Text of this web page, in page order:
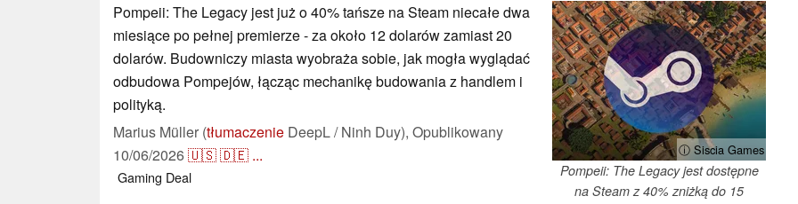
ⓘ Siscia Games
Pompeii: The Legacy jest dostępne
na Steam z 40% zniżką do 15
Pompeii: The Legacy jest już o 40% tańsze na Steam niecałe dwa
miesiące po pełnej premierze - za około 12 dolarów zamiast 20
dolarów. Budowniczy miasta wyobraża sobie, jak mogła wyglądać
odbudowa Pompejów, łącząc mechanikę budowania z handlem i
polityką.
Marius Müller (tłumaczenie DeepL / Ninh Duy), Opublikowany
10/06/2026🇺🇸🇩🇪 ...
Gaming Deal